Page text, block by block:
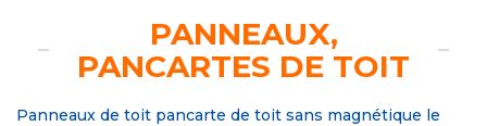
PANNEAUX,
PANCARTES DE TOIT
Panneaux de toit pancarte de toit sans magnétique le